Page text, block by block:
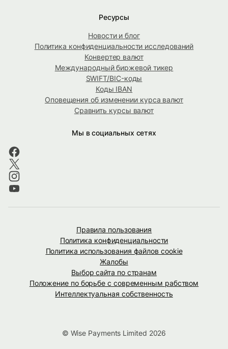
Ресурсы
Новости и блог
Политика конфиденциальности исследований
Конвертер валют
Международный биржевой тикер
SWIFT/BIC-коды
Коды IBAN
Оповещения об изменении курса валют
Сравнить курсы валют
Мы в социальных сетях
Правила пользования
Политика конфиденциальности
Политика использования файлов cookie
Жалобы
Выбор сайта по странам
Положение по борьбе с современным рабством
Интеллектуальная собственность
© Wise Payments Limited 2026